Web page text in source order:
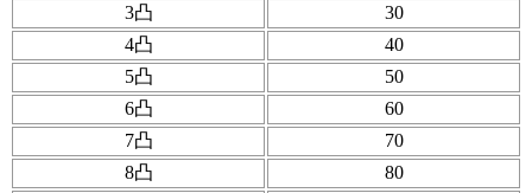
3凸
30
4凸
40
5凸
50
6凸
60
7凸
70
8凸
80